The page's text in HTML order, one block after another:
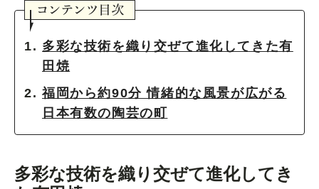
多彩な技術を織り交ぜて進化してきた有
田焼
福岡から約90分 情緒的な風景が広がる
日本有数の陶芸の町
多彩な技術を織り交ぜて進化してき